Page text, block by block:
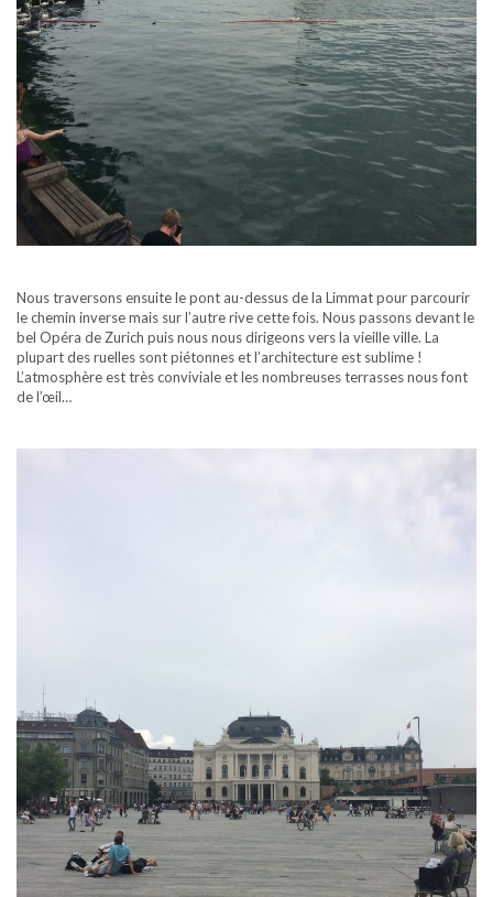
Nous traversons ensuite le pont au-dessus de la Limmat pour parcourir
le chemin inverse mais sur l’autre rive cette fois. Nous passons devant le
bel Opéra de Zurich puis nous nous dirigeons vers la vieille ville. La
plupart des ruelles sont piétonnes et l’architecture est sublime !
L’atmosphère est très conviviale et les nombreuses terrasses nous font
de l’œil…